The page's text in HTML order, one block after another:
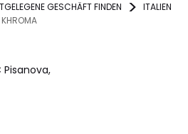
GESCHÄFT FINDEN
ITALIEN
KHROMA
Pisanova,